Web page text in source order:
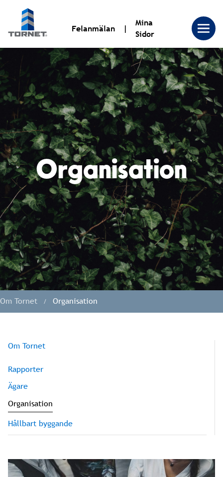
Tornet
Bostadsproduktion
AB
|
Tornet
Felanmälan
Mina
Sidor
Organisation
Om Tornet Organisation
Om Tornet
Rapporter
Ägare
Organisation
Hållbart byggande